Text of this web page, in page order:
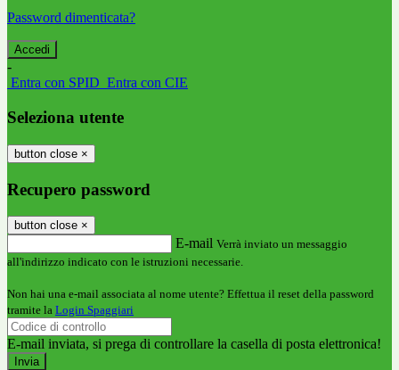
Password dimenticata?
-
Entra con SPID Entra con CIE
Seleziona utente
button close ×
Recupero password
button close ×
E-mail Verrà inviato un messaggio
all'indirizzo indicato con le istruzioni necessarie.
Non hai una e-mail associata al nome utente? Effettua il reset della password
tramite la Login Spaggiari
E-mail inviata, si prega di controllare la casella di posta elettronica!